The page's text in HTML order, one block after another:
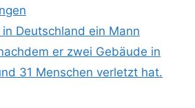
Deutschland ein Mann
er zwei Gebäude in
31 Menschen verletzt hat.